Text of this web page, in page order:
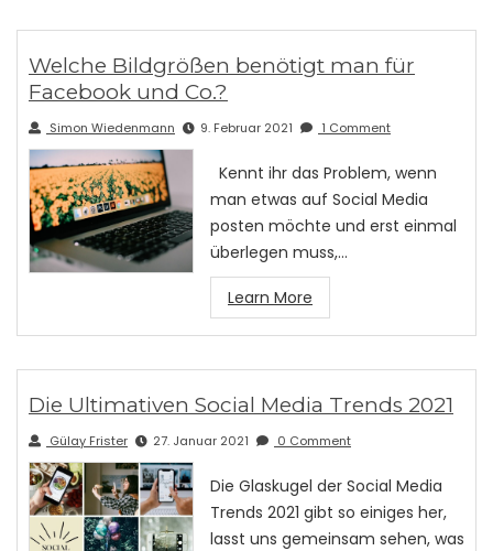
Welche Bildgrößen benötigt man für
Facebook und Co.?
Simon Wiedenmann 9. Februar 2021 1 Comment
Kennt ihr das Problem, wenn
man etwas auf Social Media
posten möchte und erst einmal
überlegen muss,…
Learn More
Die Ultimativen Social Media Trends 2021
Gülay Frister 27. Januar 2021 0 Comment
Die Glaskugel der Social Media
Trends 2021 gibt so einiges her,
lasst uns gemeinsam sehen, was